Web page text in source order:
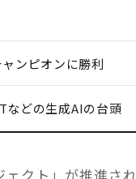
ンピオンに勝利
などの生成AIの台頭
ェクト」が推進さ